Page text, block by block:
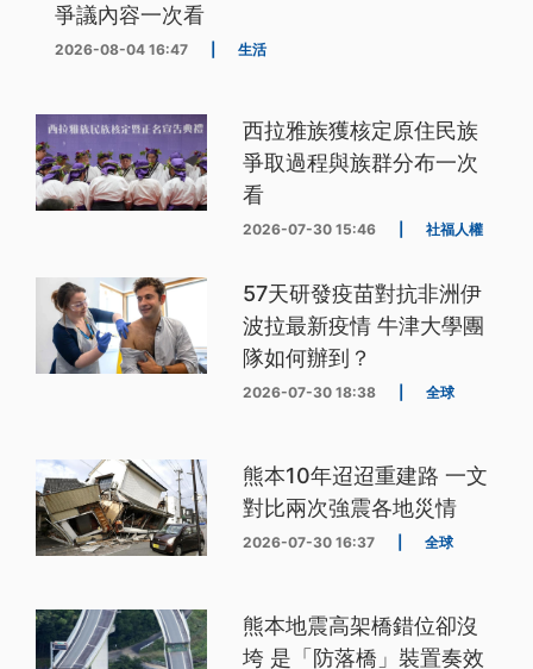
爭議內容一次看
2026-08-04 16:47 生活
西拉雅族獲核定原住民族
爭取過程與族群分布一次
看
2026-07-30 15:46 社福人權
57天研發疫苗對抗非洲伊
波拉最新疫情 牛津大學團
隊如何辦到？
2026-07-30 18:38 全球
熊本10年迢迢重建路 一文
對比兩次強震各地災情
2026-07-30 16:37 全球
熊本地震高架橋錯位卻沒
垮 是「防落橋」裝置奏效